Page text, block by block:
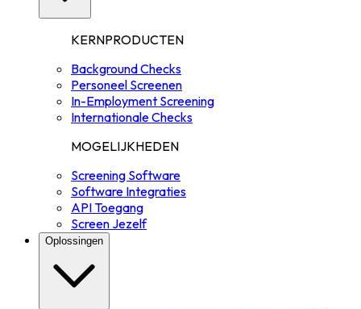
KERNPRODUCTEN
Background Checks
Personeel Screenen
In-Employment Screening
Internationale Checks
MOGELIJKHEDEN
Screening Software
Software Integraties
API Toegang
Screen Jezelf
Oplossingen